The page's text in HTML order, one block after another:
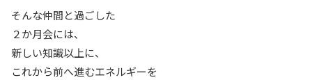
そんな仲間と過ごした
２か月会には、
新しい知識以上に、
これから前へ進むエネルギーを